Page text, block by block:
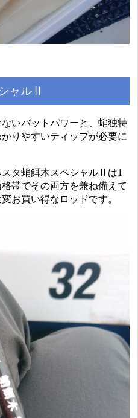
ャルⅡ
いバットパワーと、蛸独特
りやすいティップが必要に
タ蛸餌木スペシャルⅡは1
帯でその両方を兼ね備えて
お買い得なロッドです。